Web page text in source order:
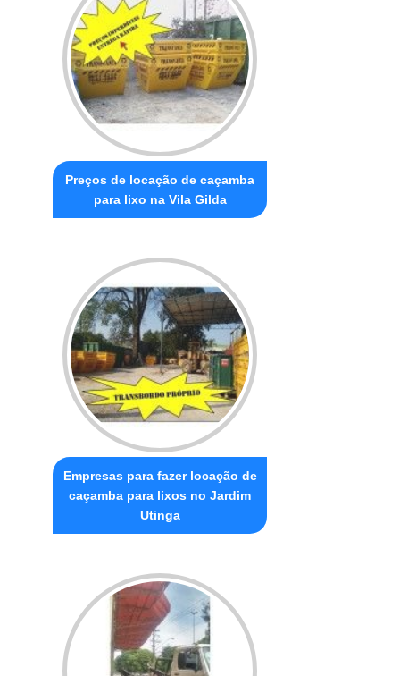
Preços de locação de caçamba
para lixo na Vila Gilda
Empresas para fazer locação de
caçamba para lixos no Jardim
Utinga